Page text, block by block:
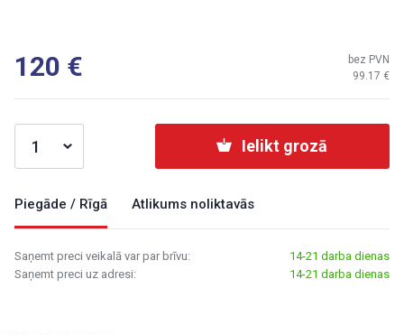
120 99.17
bez PVN
Ielikt grozā
Piegāde / Rīgā Atlikums noliktavās
Saņemt preci veikalā var par brīvu:
14-21 darba dienas
Saņemt preci uz adresi:
14-21 darba dienas